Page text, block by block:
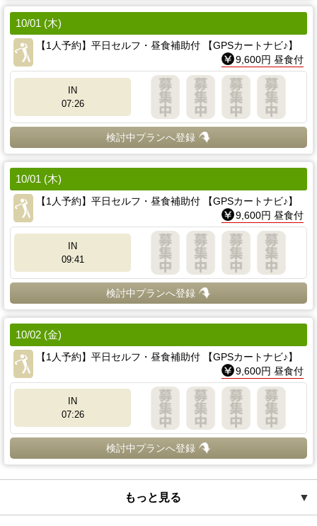
10/01 (木)
【1人予約】平日セルフ・昼食補助付 【GPSカートナビ♪】
9,600円 昼食付
IN
07:26
検討中プランへ登録
10/01 (木)
【1人予約】平日セルフ・昼食補助付 【GPSカートナビ♪】
9,600円 昼食付
IN
09:41
検討中プランへ登録
10/02 (金)
【1人予約】平日セルフ・昼食補助付 【GPSカートナビ♪】
9,600円 昼食付
IN
07:26
検討中プランへ登録
▼
もっと見る